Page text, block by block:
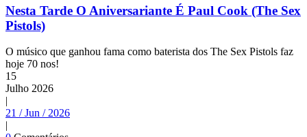
Nesta Tarde O Aniversariante É Paul Cook (The Sex
Pistols)
O músico que ganhou fama como baterista dos The Sex Pistols faz
hoje 70 nos!
15
Julho 2026
|
21 / Jun / 2026
|